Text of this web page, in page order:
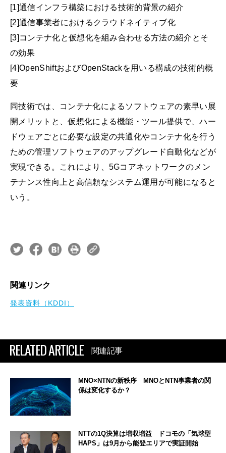
[1]通信インフラ構築における技術的背景の紹介
[2]通信事業者におけるクラウドネイティブ化
[3]コンテナ化と仮想化を組み合わせる方法の紹介とそ
の効果
[4]OpenShiftおよびOpenStackを用いる構成の技術的概
要
同技術では、コンテナ化によるソフトウェアの素早い展
開メリットと、仮想化による機能・ツール提供で、ハー
ドウェアごとに必要な設定の共通化やコンテナ化を行う
ための管理ソフトウェアのアップグレード自動化などが
実現できる。これにより、5Gコアネットワークのメン
テナンス性向上と高信頼なシステム運用が可能になると
いう。
関連リンク
発表資料（KDDI）
RELATED ARTICLE 関連記事
MNO×NTNの新秩序 MNOとNTN事業者の関
係は変化するか？
NTTの1Q決算は増収増益 ドコモの「気球型
HAPS」は9月から能登エリアで実証開始